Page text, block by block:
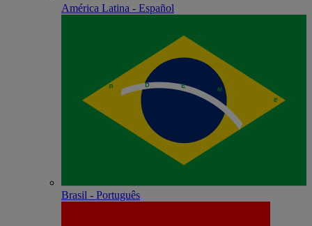
América Latina - Español
Brasil - Português